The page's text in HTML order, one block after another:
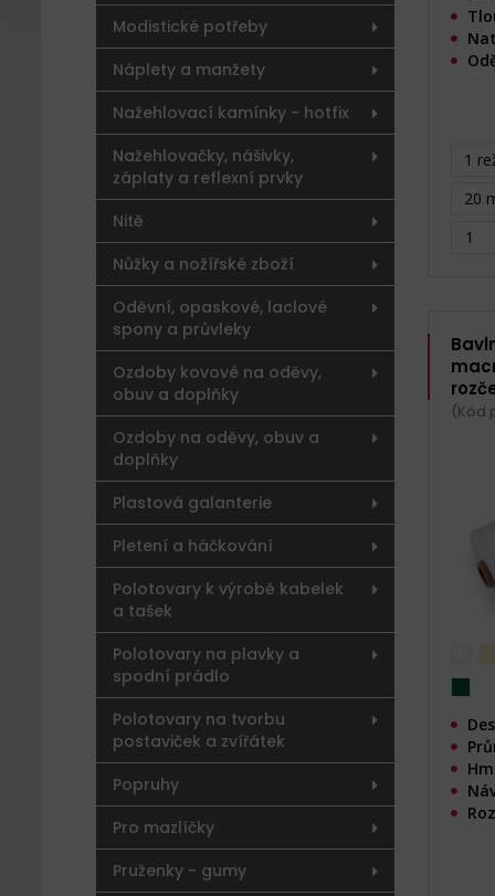
Modistické potřeby
Náplety a manžety
Nažehlovací kamínky - hotfix
Nažehlovačky, nášivky,
záplaty a reflexní prvky
Nitě
Nůžky a nožířské zboží
Oděvní, opaskové, laclové
spony a průvleky
Ozdoby kovové na oděvy,
obuv a doplňky
Ozdoby na oděvy, obuv a
doplňky
Plastová galanterie
Pletení a háčkování
Polotovary k výrobě kabelek
a tašek
Polotovary na plavky a
spodní prádlo
Polotovary na tvorbu
postaviček a zvířátek
Popruhy
Pro mazlíčky
Pruženky - gumy
1
20
(Kód